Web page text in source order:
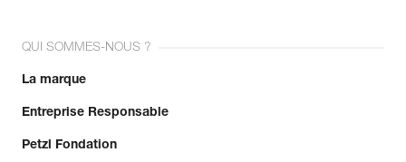
QUI SOMMES-NOUS ?
La marque
Entreprise Responsable
Petzl Fondation